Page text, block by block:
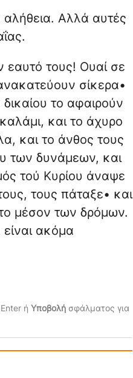
Αλλά αυτές
εαυτό τους! Ουαί σε
σίκερα•
το αφαιρούν
και το άχυρο
και το άνθος τους
των δυνάμεων, και
τού Κυρίου άναψε
τους πάταξε• και
μέσον των δρόμων.
ακόμα
ή Υποβολήσφάλματος για